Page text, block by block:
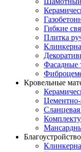
Гибкие
Плитка
Фасадные
Кровельные
Цементно-
Благоустройство